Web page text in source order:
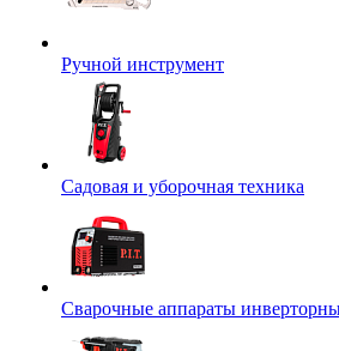
Ручной инструмент
Садовая и уборочная техника
Сварочные аппараты